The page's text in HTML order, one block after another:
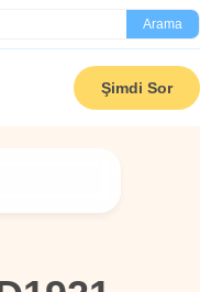
Arama
Şimdi Sor